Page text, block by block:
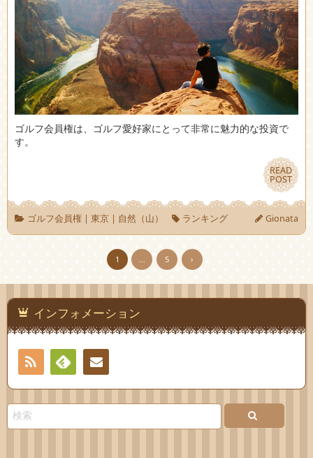
ゴルフ会員権は、ゴルフ愛好家にとって非常に魅力的な投資で
す。
READ
POST
READ
POST
ゴルフ会員権| 東京| 自然（山） ランキング Gionata
1 5 ›
インフォメーション
RSS
Feedlyお問